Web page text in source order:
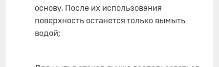
основу. После их использования
поверхность останется только вымыть
водой;